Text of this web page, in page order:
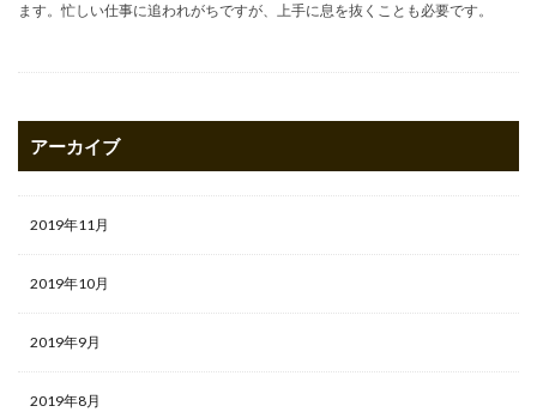
ます。忙しい仕事に追われがちですが、上手に息を抜くことも必要です。
アーカイブ
2019年11月
2019年10月
2019年9月
2019年8月